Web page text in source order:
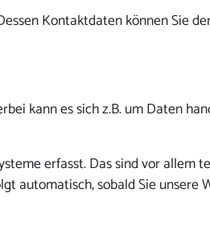
Kontaktdaten können Sie
kann es sich z.B. um Daten
erfasst. Das sind vor allem
automatisch, sobald Sie unsere